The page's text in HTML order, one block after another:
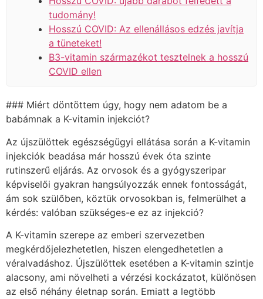
tudomány!
Hosszú COVID: Az ellenállásos edzés javítja
a tüneteket!
B3-vitamin származékot tesztelnek a hosszú
COVID ellen
### Miért döntöttem úgy, hogy nem adatom be a
babámnak a K-vitamin injekciót?
Az újszülöttek egészségügyi ellátása során a K-vitamin
injekciók beadása már hosszú évek óta szinte
rutinszerű eljárás. Az orvosok és a gyógyszeripar
képviselői gyakran hangsúlyozzák ennek fontosságát,
ám sok szülőben, köztük orvosokban is, felmerülhet a
kérdés: valóban szükséges-e ez az injekció?
A K-vitamin szerepe az emberi szervezetben
megkérdőjelezhetetlen, hiszen elengedhetetlen a
véralvadáshoz. Újszülöttek esetében a K-vitamin szintje
alacsony, ami növelheti a vérzési kockázatot, különösen
az első néhány életnap során. Emiatt a legtöbb